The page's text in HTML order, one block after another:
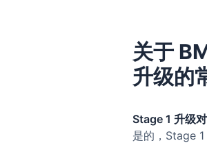
关于
升级的
Stage 1 升级
是的，Stage 1